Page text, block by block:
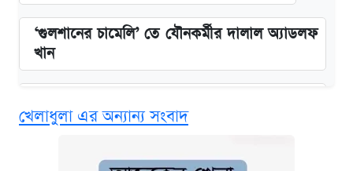
‘গুলশানের চামেলি’ তে যৌনকর্মীর দালাল অ্যাডলফ
খান
দাম ও ফিচার
কবে শুরু হচ্ছে ঢাবির ভর্তি আবেদন, জানাল কর্তৃপক্ষ
খেলাধুলা এর অন্যান্য সংবাদ